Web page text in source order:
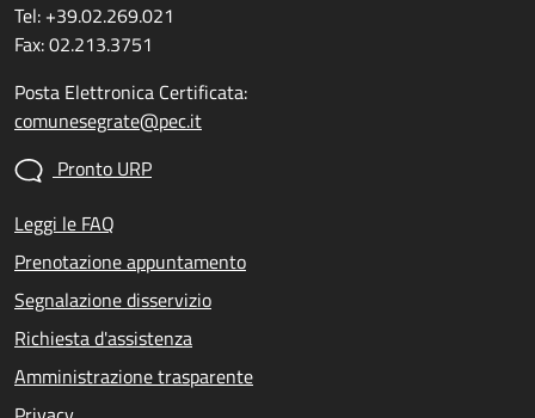
Tel: +39.02.269.021
Fax: 02.213.3751
Posta Elettronica Certificata:
comunesegrate@pec.it
Pronto URP
Leggi le FAQ
Prenotazione appuntamento
Segnalazione disservizio
Richiesta d'assistenza
Amministrazione trasparente